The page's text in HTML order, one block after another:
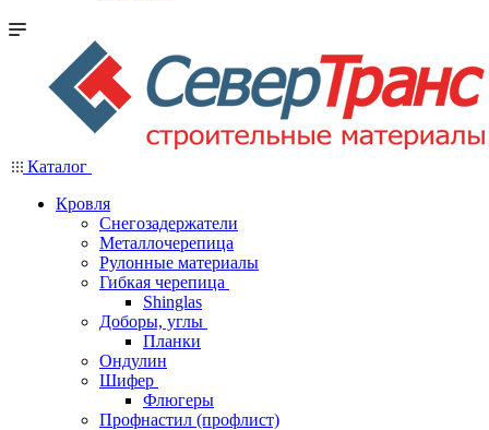
Каталог
Кровля
Снегозадержатели
Металлочерепица
Рулонные материалы
Гибкая черепица
Shinglas
Доборы, углы
Планки
Ондулин
Шифер
Флюгеры
Профнастил (профлист)